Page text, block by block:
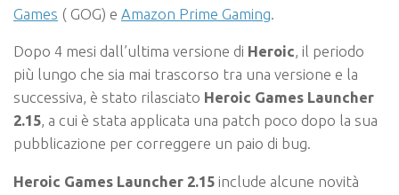
Games ( GOG) e Amazon Prime Gaming
Dopo 4 mesi dall’ultima versione di Heroic, il periodo
più lungo che sia mai trascorso tra una versione e la
successiva, è stato rilasciato Heroic Games Launcher
2.15, a cui è stata applicata una patch poco dopo la sua
pubblicazione per correggere un paio di bug.
Heroic Games Launcher 2.15 include alcune novità